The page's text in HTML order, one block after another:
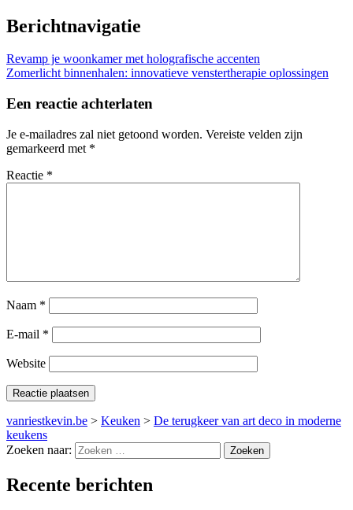
Berichtnavigatie
Revamp je woonkamer met holografische accenten
Zomerlicht binnenhalen: innovatieve venstertherapie oplossingen
Een reactie achterlaten
Je e-mailadres zal niet getoond worden. Vereiste velden zijn
gemarkeerd met *
Reactie *
Naam *
E-mail *
Website
vanriestkevin.be > Keuken > De terugkeer van art deco in moderne
keukens
Zoeken naar:
Recente berichten